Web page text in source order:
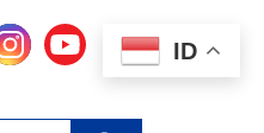
ID